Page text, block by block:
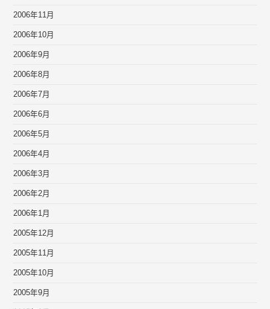
2006年11月
2006年10月
2006年9月
2006年8月
2006年7月
2006年6月
2006年5月
2006年4月
2006年3月
2006年2月
2006年1月
2005年12月
2005年11月
2005年10月
2005年9月